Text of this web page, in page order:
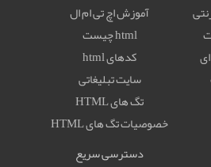
آموزش اچ تی ام ال
html چیست
کدهای html
سایت تبلیغاتی
تگ های HTML
خصوصيات تگ های HTML
دسترسی سریع